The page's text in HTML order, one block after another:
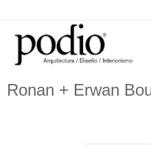
Ronan + Erwan